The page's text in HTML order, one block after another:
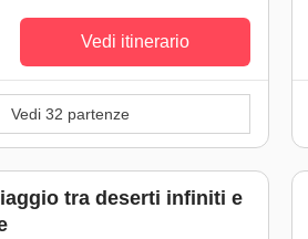
Vedi itinerario
Vedi 32 partenze
tra deserti infiniti e